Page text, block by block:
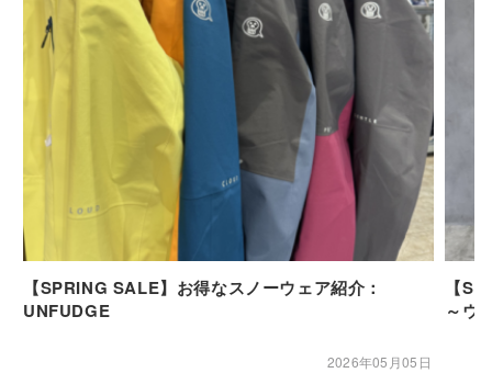
【SPRING SALE】お得なスノーウェア紹介：
UNFUDGE
2026年05月05日
【
～ウ